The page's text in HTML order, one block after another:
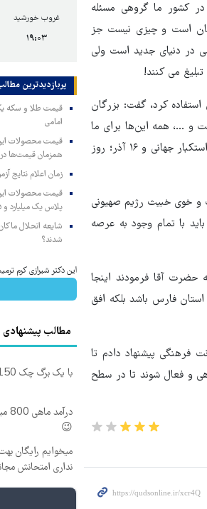
در کشور ما گروهی مسئله
جهان است و چیزی نیست جز
در دنیای جدید است ولی
می کنند!
کرد، گفت: بزرگان
و ...، همه این‌ها برای ما
فرصت‌هایی مغتنم است. با تبیین چرایی و ابعاد مختلف رویدادهای ۱۳ آبان؛ روز ملی مبارزه با استکبار جهانی و ۱۶ آذر؛ روز
و خوی خبیث رژیم صهیونی
با تمام وجود به عرصه
حضرت آقا فرمودند اینجا
فارس باشد بلکه افق
پیشنهاد دادم تا
و فعال شوند تا در سطح
غروب خورشید
۱۹:۰۳
پربازدیدترین‌
امامی
همزمان قیمت‌ها در
زمان اعلام نتایج
پلاس یک میلیارد و ۹۰۵ میلیون تومان
شایعه انحلال
شدند؟
این دکتر شیرازی کرم
مطالب پیشنهادی
با یک برگ چک 150 میلیون وام تکنولایف بگیر
😉
میخوایم رایگان
نداری امتحانش